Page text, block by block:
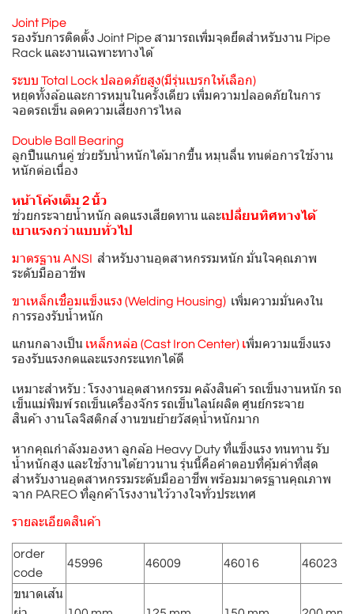
Joint Pipe
รองรับการติดตั้ง Joint Pipe สามารถเพิ่มจุดยึดสำหรับงาน Pipe
Rack และงานเฉพาะทางได้
ระบบ Total Lock ปลอดภัยสูง(มีรุ่นเบรกให้เลือก)
หยุดทั้งล้อและการหมุนในครั้งเดียว เพิ่มความปลอดภัยในการ
จอดรถเข็น ลดความเสี่ยงการไหล
Double Ball Bearing
ลูกปืนแกนคู่ ช่วยรับน้ำหนักได้มากขึ้น หมุนลื่น ทนต่อการใช้งาน
หนักต่อเนื่อง
หน้าโค้งเต็ม 2 นิ้ว
ช่วยกระจายน้ำหนัก ลดแรงเสียดทาน และเปลี่ยนทิศทางได้
เบาแรงกว่าแบบทั่วไป
มาตรฐาน ANSI สำหรับงานอุตสาหกรรมหนัก มั่นใจคุณภาพ
ระดับมืออาชีพ
ขาเหล็กเชื่อมแข็งแรง (Welding Housing) เพิ่มความมั่นคงใน
การรองรับน้ำหนัก
แกนกลางเป็น เหล็กหล่อ (Cast Iron Center) เพิ่มความแข็งแรง
รองรับแรงกดและแรงกระแทกได้ดี
เหมาะสำหรับ : โรงงานอุตสาหกรรม คลังสินค้า รถเข็นงานหนัก รถ
เข็นแม่พิมพ์ รถเข็นเครื่องจักร รถเข็นไลน์ผลิต ศูนย์กระจาย
สินค้า งานโลจิสติกส์ งานขนย้ายวัสดุน้ำหนักมาก
หากคุณกำลังมองหา ลูกล้อ Heavy Duty ที่แข็งแรง ทนทาน รับ
น้ำหนักสูง และใช้งานได้ยาวนาน รุ่นนี้คือคำตอบที่คุ้มค่าที่สุด
สำหรับงานอุตสาหกรรมระดับมืออาชีพ พร้อมมาตรฐานคุณภาพ
จาก PAREO ที่ลูกค้าโรงงานไว้วางใจทั่วประเทศ
รายละเอียดสินค้า
order
code
45996 46009 46016 46023
ขนาดเส้น